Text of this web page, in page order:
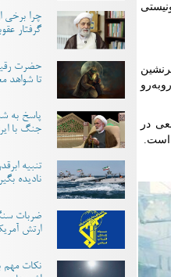
در
است.
چرا برخی
گرفتار
حضرت
تا شواهد
پاسخ به
جنگ با
تنبیه
نادیده
ضربات
ارتش
نکات مهم